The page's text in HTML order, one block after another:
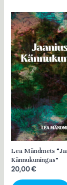
Lea Mändmets
Kännukuningas”
20,00€